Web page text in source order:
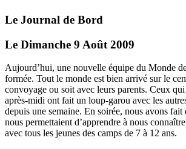
Le Journal de Bord
Le Dimanche 9 Août 2009
Aujourd’hui, une nouvelle équipe du Monde
formée. Tout le monde est bien arrivé sur le
convoyage ou soit avec leurs parents. Ceux
après-midi ont fait un loup-garou avec les
depuis une semaine. En soirée, nous avons
nous permettaient d’apprendre à nous
avec tous les jeunes des camps de 7 à 12 ans.